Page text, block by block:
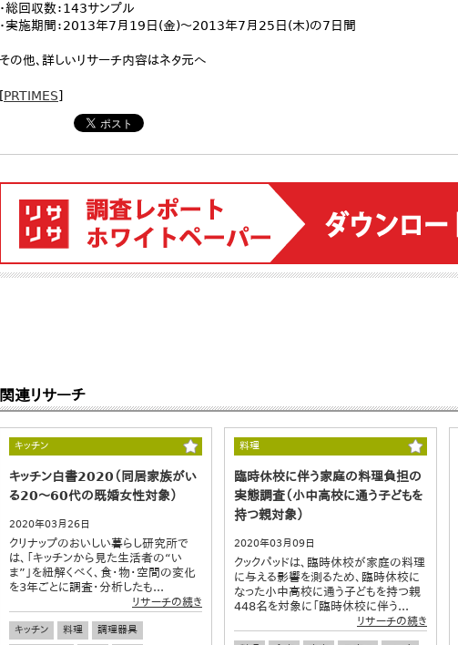
・総回収数：143サンプル
・実施期間：2013年7月19日(金)～2013年7月25日(木)の7日間
その他、詳しいリサーチ内容はネタ元へ
[PRTIMES]
関連リサーチ
キッチン
キッチン白書2020（同居家族がい
る20～60代の既婚女性対象）
2020年03月26日
クリナップのおいしい暮らし研究所で
は、「キッチンから見た生活者の“い
ま”」を紐解くべく、食・物・空間の変化
を3年ごとに調査・分析したも...
リサーチの続き
キッチン 料理
調理器具
料理
臨時休校に伴う家庭の料理負担の
実態調査（小中高校に通う子どもを
持つ親対象）
2020年03月09日
クックパッドは、臨時休校が家庭の料理
に与える影響を測るため、臨時休校に
なった小中高校に通う子どもを持つ親
448名を対象に「臨時休校に伴う...
リサーチの続き